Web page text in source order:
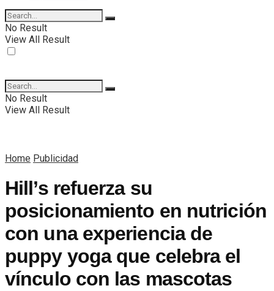
No Result
View All Result
No Result
View All Result
Home Publicidad
Hill’s refuerza su
posicionamiento en nutrición
con una experiencia de
puppy yoga que celebra el
vínculo con las mascotas